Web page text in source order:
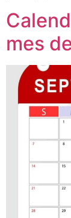
mes